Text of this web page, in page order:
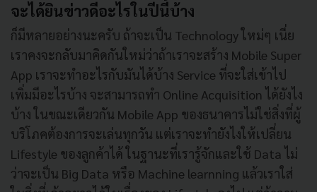
จะได้ยินข่าวดีอะไรในปีนี้บ้าง
ก็มีหลายอย่างนะครับ ถ้าจะเป็น Technology ใหม่ๆ เนี่ย
เราคงจะกลับมาคิดกันใหม่ว่าถ้าเราจะสร้าง Mobile Super
App เราจะทำอะไรกับมันได้บ้าง Service ที่จะใส่เข้าไป
เพิ่มมีอะไรบ้าง จะสามารถทำ Online Acquisition ได้ยังไง
บ้าง ในขณะเดียวกัน Mobile App ของธนาคารไม่ใช่สิ่งที่ผู้
บริโภคต้องการจะเล่นทุกวัน แต่เราจะทำยังไงให้เปลี่ยน
Lifestyle ของลูกค้าได้ ในฐานะที่เรารู้จักและใช้ Data ไม่
ว่าจะเป็น Big Data หรือ Machine learnning แล้วเราใส่